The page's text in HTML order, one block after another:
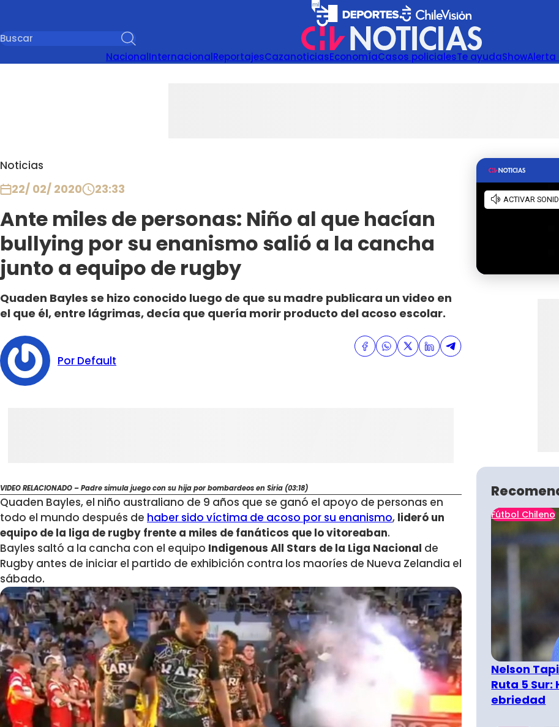
NacionalInternacionalReportajesCazanoticiasEconomíaCasos policialesTe ayudaShow
Noticias
22/ 02/ 2020 23:33
Ante miles de personas: Niño al que hacían
bullying por su enanismo salió a la cancha
junto a equipo de rugby
Quaden Bayles se hizo conocido luego de que su madre publicara un video en
el que él, entre lágrimas, decía que quería morir producto del acoso escolar.
Por Default
VIDEO RELACIONADO – Padre simula juego con su hija por bombardeos en Siria (03:18)
Quaden Bayles, el niño australiano de 9 años que se ganó el apoyo de personas en
todo el mundo después de haber sido víctima de acoso por su enanismo, lideró un
equipo de la liga de rugby frente a miles de fanáticos que lo vitoreaban.
Bayles saltó a la cancha con el equipo Indigenous All Stars de la Liga Nacional de
Rugby antes de iniciar el partido de exhibición contra los maoríes de Nueva Zelandia el
sábado.
Fútbol Chileno
Nelson
Ruta 5
ebriedad